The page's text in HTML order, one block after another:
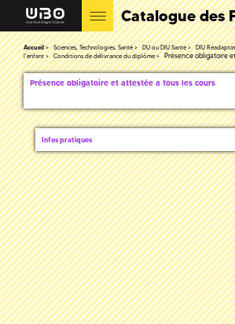
Catalogue des
Accueil Sciences, Technologies, Santé DU ou DIU Santé
DIU
l'enfant
Conditions de délivrance du diplôme Présence obligatoire
Présence obligatoire et attestée a tous les cours
Infos pratiques